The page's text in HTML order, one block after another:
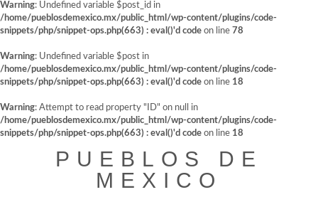
Warning: Undefined variable $post_id in
/home/pueblosdemexico.mx/public_html/wp-content/plugins/code-
snippets/php/snippet-ops.php(663) : eval()'d code on line 78
Warning: Undefined variable $post in
/home/pueblosdemexico.mx/public_html/wp-content/plugins/code-
snippets/php/snippet-ops.php(663) : eval()'d code on line 18
Warning: Attempt to read property "ID" on null in
/home/pueblosdemexico.mx/public_html/wp-content/plugins/code-
snippets/php/snippet-ops.php(663) : eval()'d code on line 18
PUEBLOS DE
MEXICO